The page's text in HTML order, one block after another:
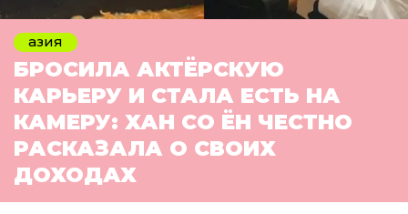
азия
БРОСИЛА АКТЁРСКУЮ
КАРЬЕРУ И СТАЛА ЕСТЬ НА
КАМЕРУ: ХАН СО ЁН ЧЕСТНО
РАСКАЗАЛА О СВОИХ
ДОХОДАХ